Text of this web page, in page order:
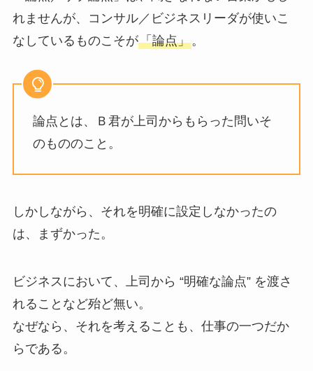
れませんが、コンサル／ビジネスリーダが使いこ
なしているものこそが「論点」。
論点とは、Ｂ君が上司からもらった問いそ
のもののこと。
しかしながら、それを明確に設定しなかったの
は、まずかった。
ビジネスにおいて、上司から “明確な論点” を渡さ
れることなど殆ど無い。
なぜなら、それを考えることも、仕事の一つだか
らである。